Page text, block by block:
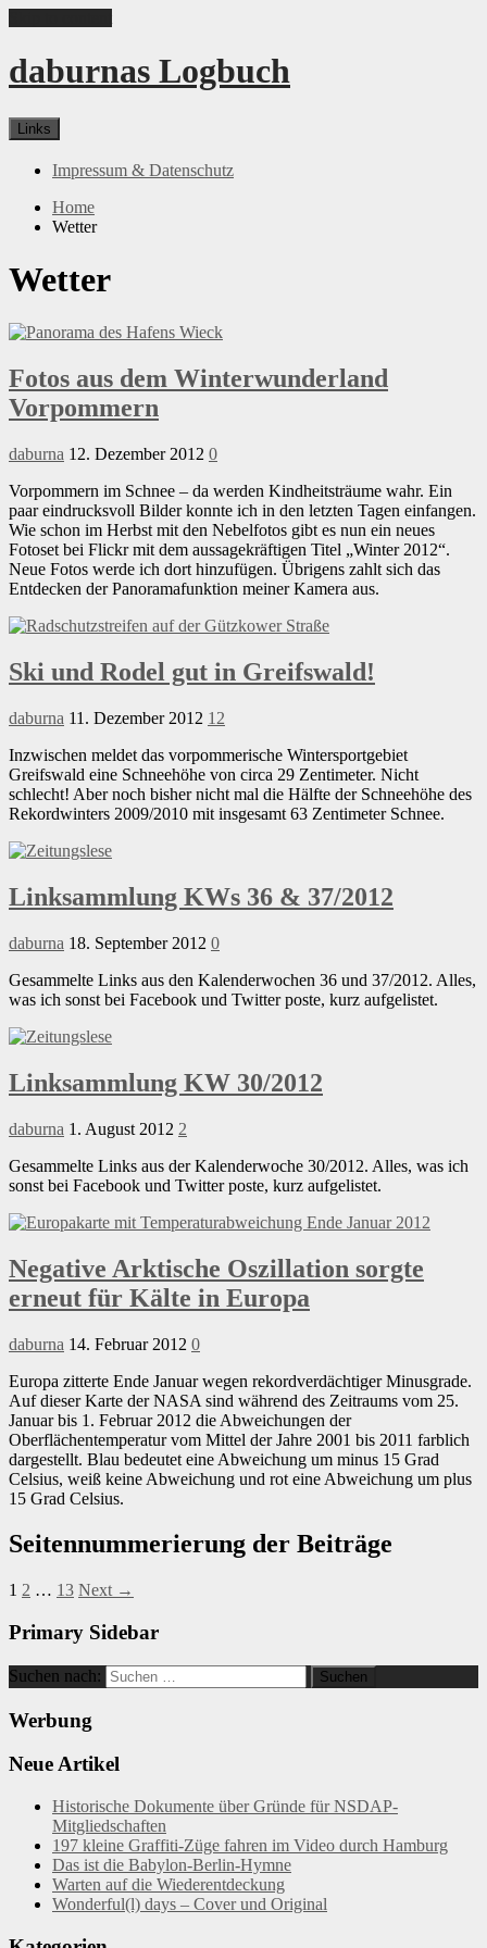
daburnas Logbuch
Links
Impressum & Datenschutz
Home
Wetter
Wetter
Fotos aus dem Winterwunderland
Vorpommern
daburna 12. Dezember 2012 0
Vorpommern im Schnee – da werden Kindheitsträume wahr. Ein
paar eindrucksvoll Bilder konnte ich in den letzten Tagen einfangen.
Wie schon im Herbst mit den Nebelfotos gibt es nun ein neues
Fotoset bei Flickr mit dem aussagekräftigen Titel „Winter 2012“.
Neue Fotos werde ich dort hinzufügen. Übrigens zahlt sich das
Entdecken der Panoramafunktion meiner Kamera aus.
Ski und Rodel gut in Greifswald!
daburna 11. Dezember 2012 12
Inzwischen meldet das vorpommerische Wintersportgebiet
Greifswald eine Schneehöhe von circa 29 Zentimeter. Nicht
schlecht! Aber noch bisher nicht mal die Hälfte der Schneehöhe des
Rekordwinters 2009/2010 mit insgesamt 63 Zentimeter Schnee.
Linksammlung KWs 36 & 37/2012
daburna 18. September 2012 0
Gesammelte Links aus den Kalenderwochen 36 und 37/2012. Alles,
was ich sonst bei Facebook und Twitter poste, kurz aufgelistet.
Linksammlung KW 30/2012
daburna 1. August 2012 2
Gesammelte Links aus der Kalenderwoche 30/2012. Alles, was ich
sonst bei Facebook und Twitter poste, kurz aufgelistet.
Negative Arktische Oszillation sorgte
erneut für Kälte in Europa
daburna 14. Februar 2012 0
Europa zitterte Ende Januar wegen rekordverdächtiger Minusgrade.
Auf dieser Karte der NASA sind während des Zeitraums vom 25.
Januar bis 1. Februar 2012 die Abweichungen der
Oberflächentemperatur vom Mittel der Jahre 2001 bis 2011 farblich
dargestellt. Blau bedeutet eine Abweichung um minus 15 Grad
Celsius, weiß keine Abweichung und rot eine Abweichung um plus
15 Grad Celsius.
Seitennummerierung der Beiträge
1 2 … 13 Next →
Primary Sidebar
Suchen nach:
Werbung
Neue Artikel
Historische Dokumente über Gründe für NSDAP-
Mitgliedschaften
197 kleine Graffiti-Züge fahren im Video durch Hamburg
Das ist die Babylon-Berlin-Hymne
Warten auf die Wiederentdeckung
Wonderful(l) days – Cover und Original